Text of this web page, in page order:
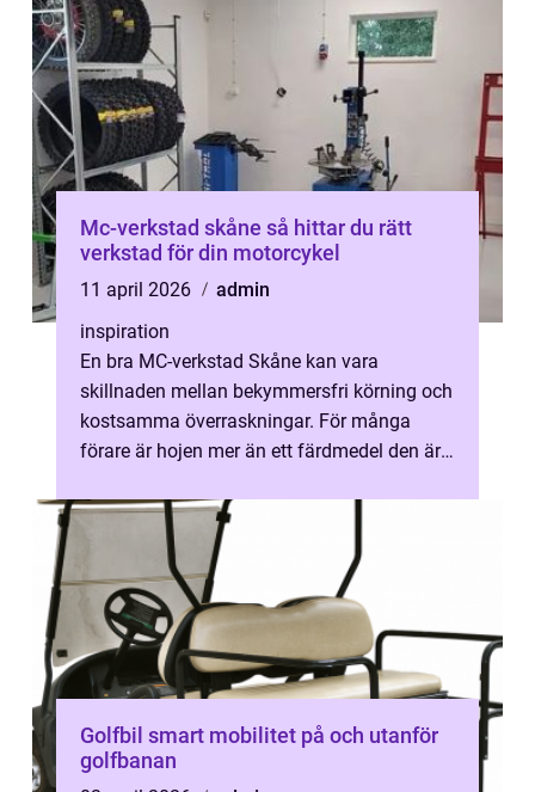
Mc-verkstad skåne så hittar du rätt
verkstad för din motorcykel
11 april 2026
admin
inspiration
En bra MC-verkstad Skåne kan vara
skillnaden mellan bekymmersfri körning och
kostsamma överraskningar. För många
förare är hojen mer än ett färdmedel den är
Golfbil smart mobilitet på och utanför
golfbanan